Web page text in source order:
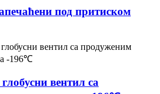
под притиском
вентил са